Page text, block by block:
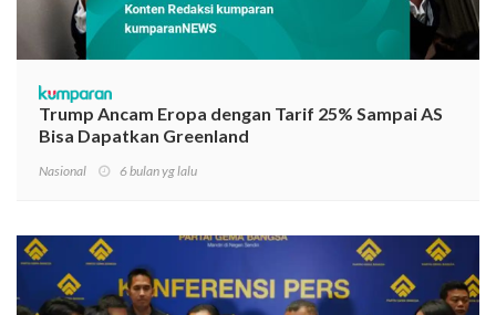
Trump Ancam Eropa dengan Tarif 25% Sampai AS
Bisa Dapatkan Greenland
Nasional 6 bulan yg lalu